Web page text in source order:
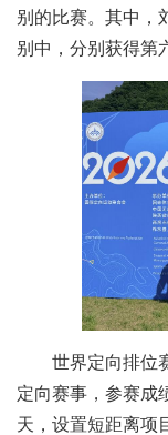
别的比赛。其中，
别中，分别获得第
世界定向排位
定向赛事，参赛成
天，设置短距离项